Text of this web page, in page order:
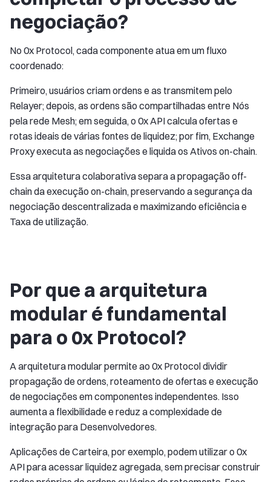
negociação?
No 0x Protocol, cada componente atua em um fluxo
coordenado:
Primeiro, usuários criam ordens e as transmitem pelo
Relayer; depois, as ordens são compartilhadas entre Nós
pela rede Mesh; em seguida, o 0x API calcula ofertas e
rotas ideais de várias fontes de liquidez; por fim, Exchange
Proxy executa as negociações e liquida os Ativos on-chain.
Essa arquitetura colaborativa separa a propagação off-
chain da execução on-chain, preservando a segurança da
negociação descentralizada e maximizando eficiência e
Taxa de utilização.
Por que a arquitetura
modular é fundamental
para o 0x Protocol?
A arquitetura modular permite ao 0x Protocol dividir
propagação de ordens, roteamento de ofertas e execução
de negociações em componentes independentes. Isso
aumenta a flexibilidade e reduz a complexidade de
integração para Desenvolvedores.
Aplicações de Carteira, por exemplo, podem utilizar o 0x
API para acessar liquidez agregada, sem precisar construir